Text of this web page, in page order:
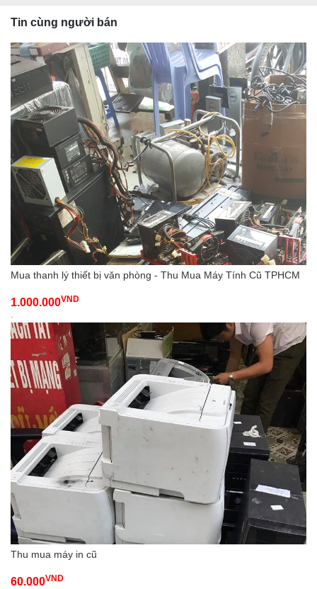
Tin cùng người bán
Mua thanh lý thiết bị văn phòng - Thu Mua Máy Tính Cũ TPHCM
1.000.000VND
-
Thu mua máy in cũ
60.000VND